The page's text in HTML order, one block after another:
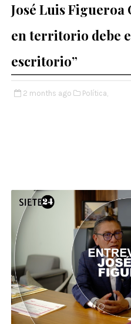
José Luis Figueroa
en territorio debe
escritorio”
2 months ago Política,